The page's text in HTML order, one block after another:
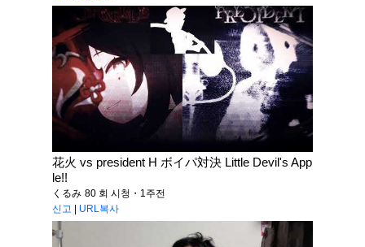
花火 vs president H ボイパ対決 Little Devil's App
le!!
くるみ 80 회 시청・1주전
신고
URL복사